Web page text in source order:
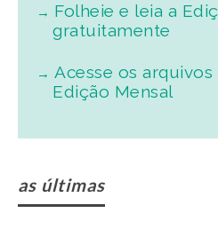
Folheie e leia a
gratuitamente
Acesse os arquivos
Edição Mensal
as últimas